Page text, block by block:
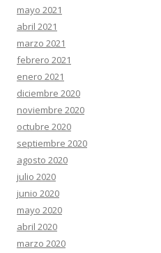
mayo 2021
abril 2021
marzo 2021
febrero 2021
enero 2021
diciembre 2020
noviembre 2020
octubre 2020
septiembre 2020
agosto 2020
julio 2020
junio 2020
mayo 2020
abril 2020
marzo 2020